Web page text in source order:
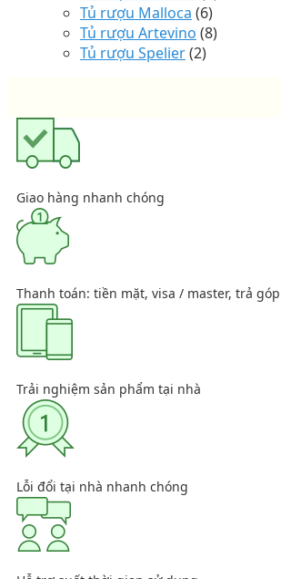
Tủ rượu Malloca (6)
Tủ rượu Artevino (8)
Tủ rượu Spelier(2)
Giao hàng nhanh chóng
Thanh toán: tiền mặt, visa / master, trả góp
Trải nghiệm sản phẩm tại nhà
Lỗi đổi tại nhà nhanh chóng